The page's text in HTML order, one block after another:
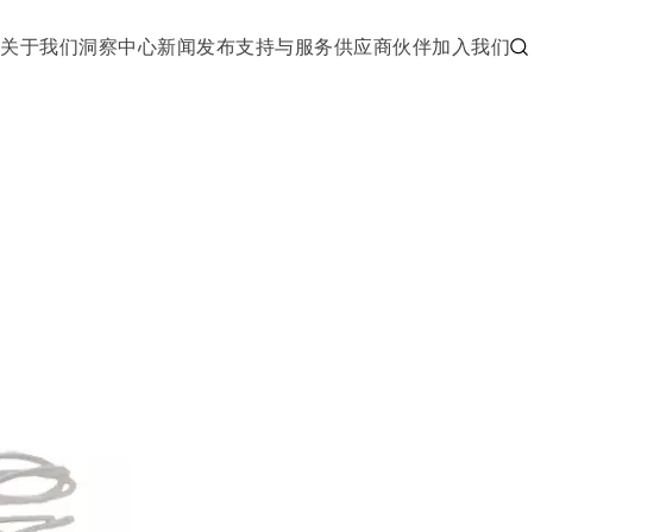
关于我们洞察中心新闻发布支持与服务供应商伙伴加入我们